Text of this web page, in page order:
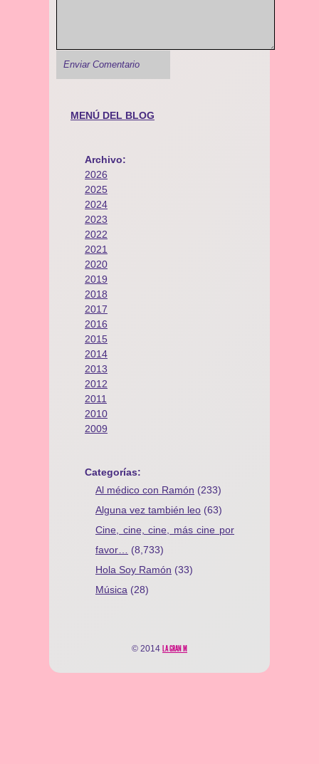
MENÚ DEL BLOG
Archivo:
2026
2025
2024
2023
2022
2021
2020
2019
2018
2017
2016
2015
2014
2013
2012
2011
2010
2009
Categorías:
Al médico con Ramón (233)
Alguna vez también leo (63)
Cine, cine, cine, más cine por
favor…
(8,733)
Hola Soy Ramón (33)
Música (28)
© 2014 LA GRAN M